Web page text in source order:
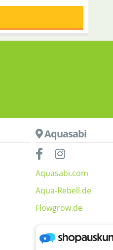
Aquasabi
Aquasabi.com
Aqua-Rebell.de
Flowgrow.de